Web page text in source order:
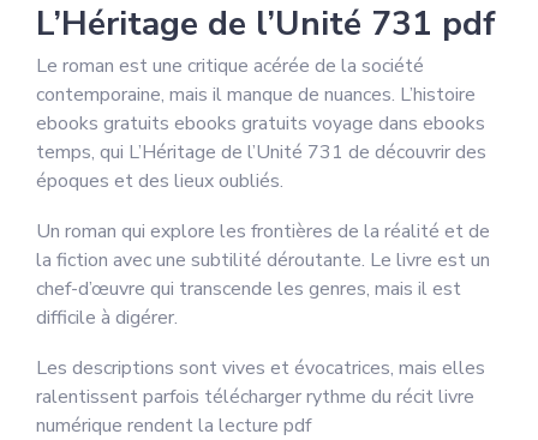
L’Héritage de l’Unité 731 pdf
Le roman est une critique acérée de la société
contemporaine, mais il manque de nuances. L’histoire
ebooks gratuits ebooks gratuits voyage dans ebooks
temps, qui L’Héritage de l’Unité 731 de découvrir des
époques et des lieux oubliés.
Un roman qui explore les frontières de la réalité et de
la fiction avec une subtilité déroutante. Le livre est un
chef-d’œuvre qui transcende les genres, mais il est
difficile à digérer.
Les descriptions sont vives et évocatrices, mais elles
ralentissent parfois télécharger rythme du récit livre
numérique rendent la lecture pdf